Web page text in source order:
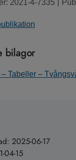
2021-4-7335
bilagor
– Tabeller –
2025-06-17
04-15